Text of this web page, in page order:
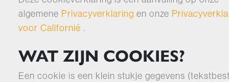
algemene Privacyverklaring en onze
voor Californië .
WAT ZIJN COOKIES?
Een cookie is een klein stukje gegevens